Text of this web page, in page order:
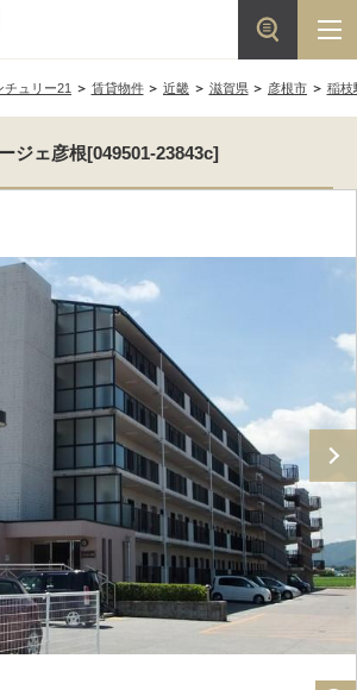
ュリー21 賃貸物件 近畿 滋賀県 彦根市 稲枝
ジェ彦根[049501-23843c]